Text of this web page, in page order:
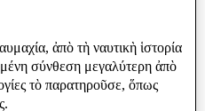
ἀπὸ τὴ ναυτικὴ ἱστορία
σύνθεση μεγαλύτερη ἀπὸ
τὸ παρατηροῦσε, ὅπως